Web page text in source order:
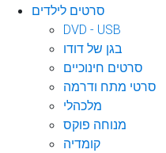
סרטים לילדים
DVD - USB
בגן של דודו
סרטים חינוכיים
סרטי מתח ודרמה
מלכהלי
מנוחה פוקס
קומדיה